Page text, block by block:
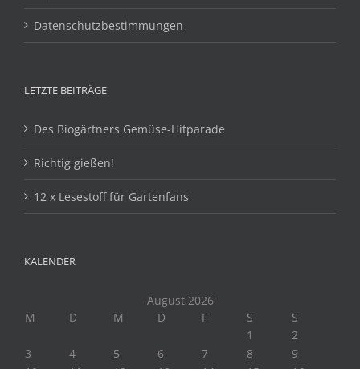
Datenschutzbestimmungen
LETZTE BEITRÄGE
Des Biogärtners Gemüse-Hitparade
Richtig gießen!
12 x Lesestoff für Gartenfans
KALENDER
August 2026
M
D M D F S
S
1
2
3
4 5 6 7 8
9